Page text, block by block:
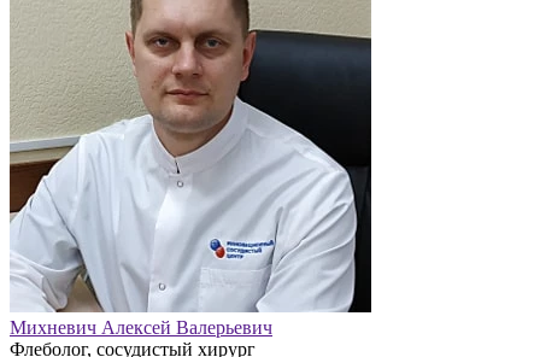
Михневич Алексей Валерьевич
Флеболог, сосудистый хирург